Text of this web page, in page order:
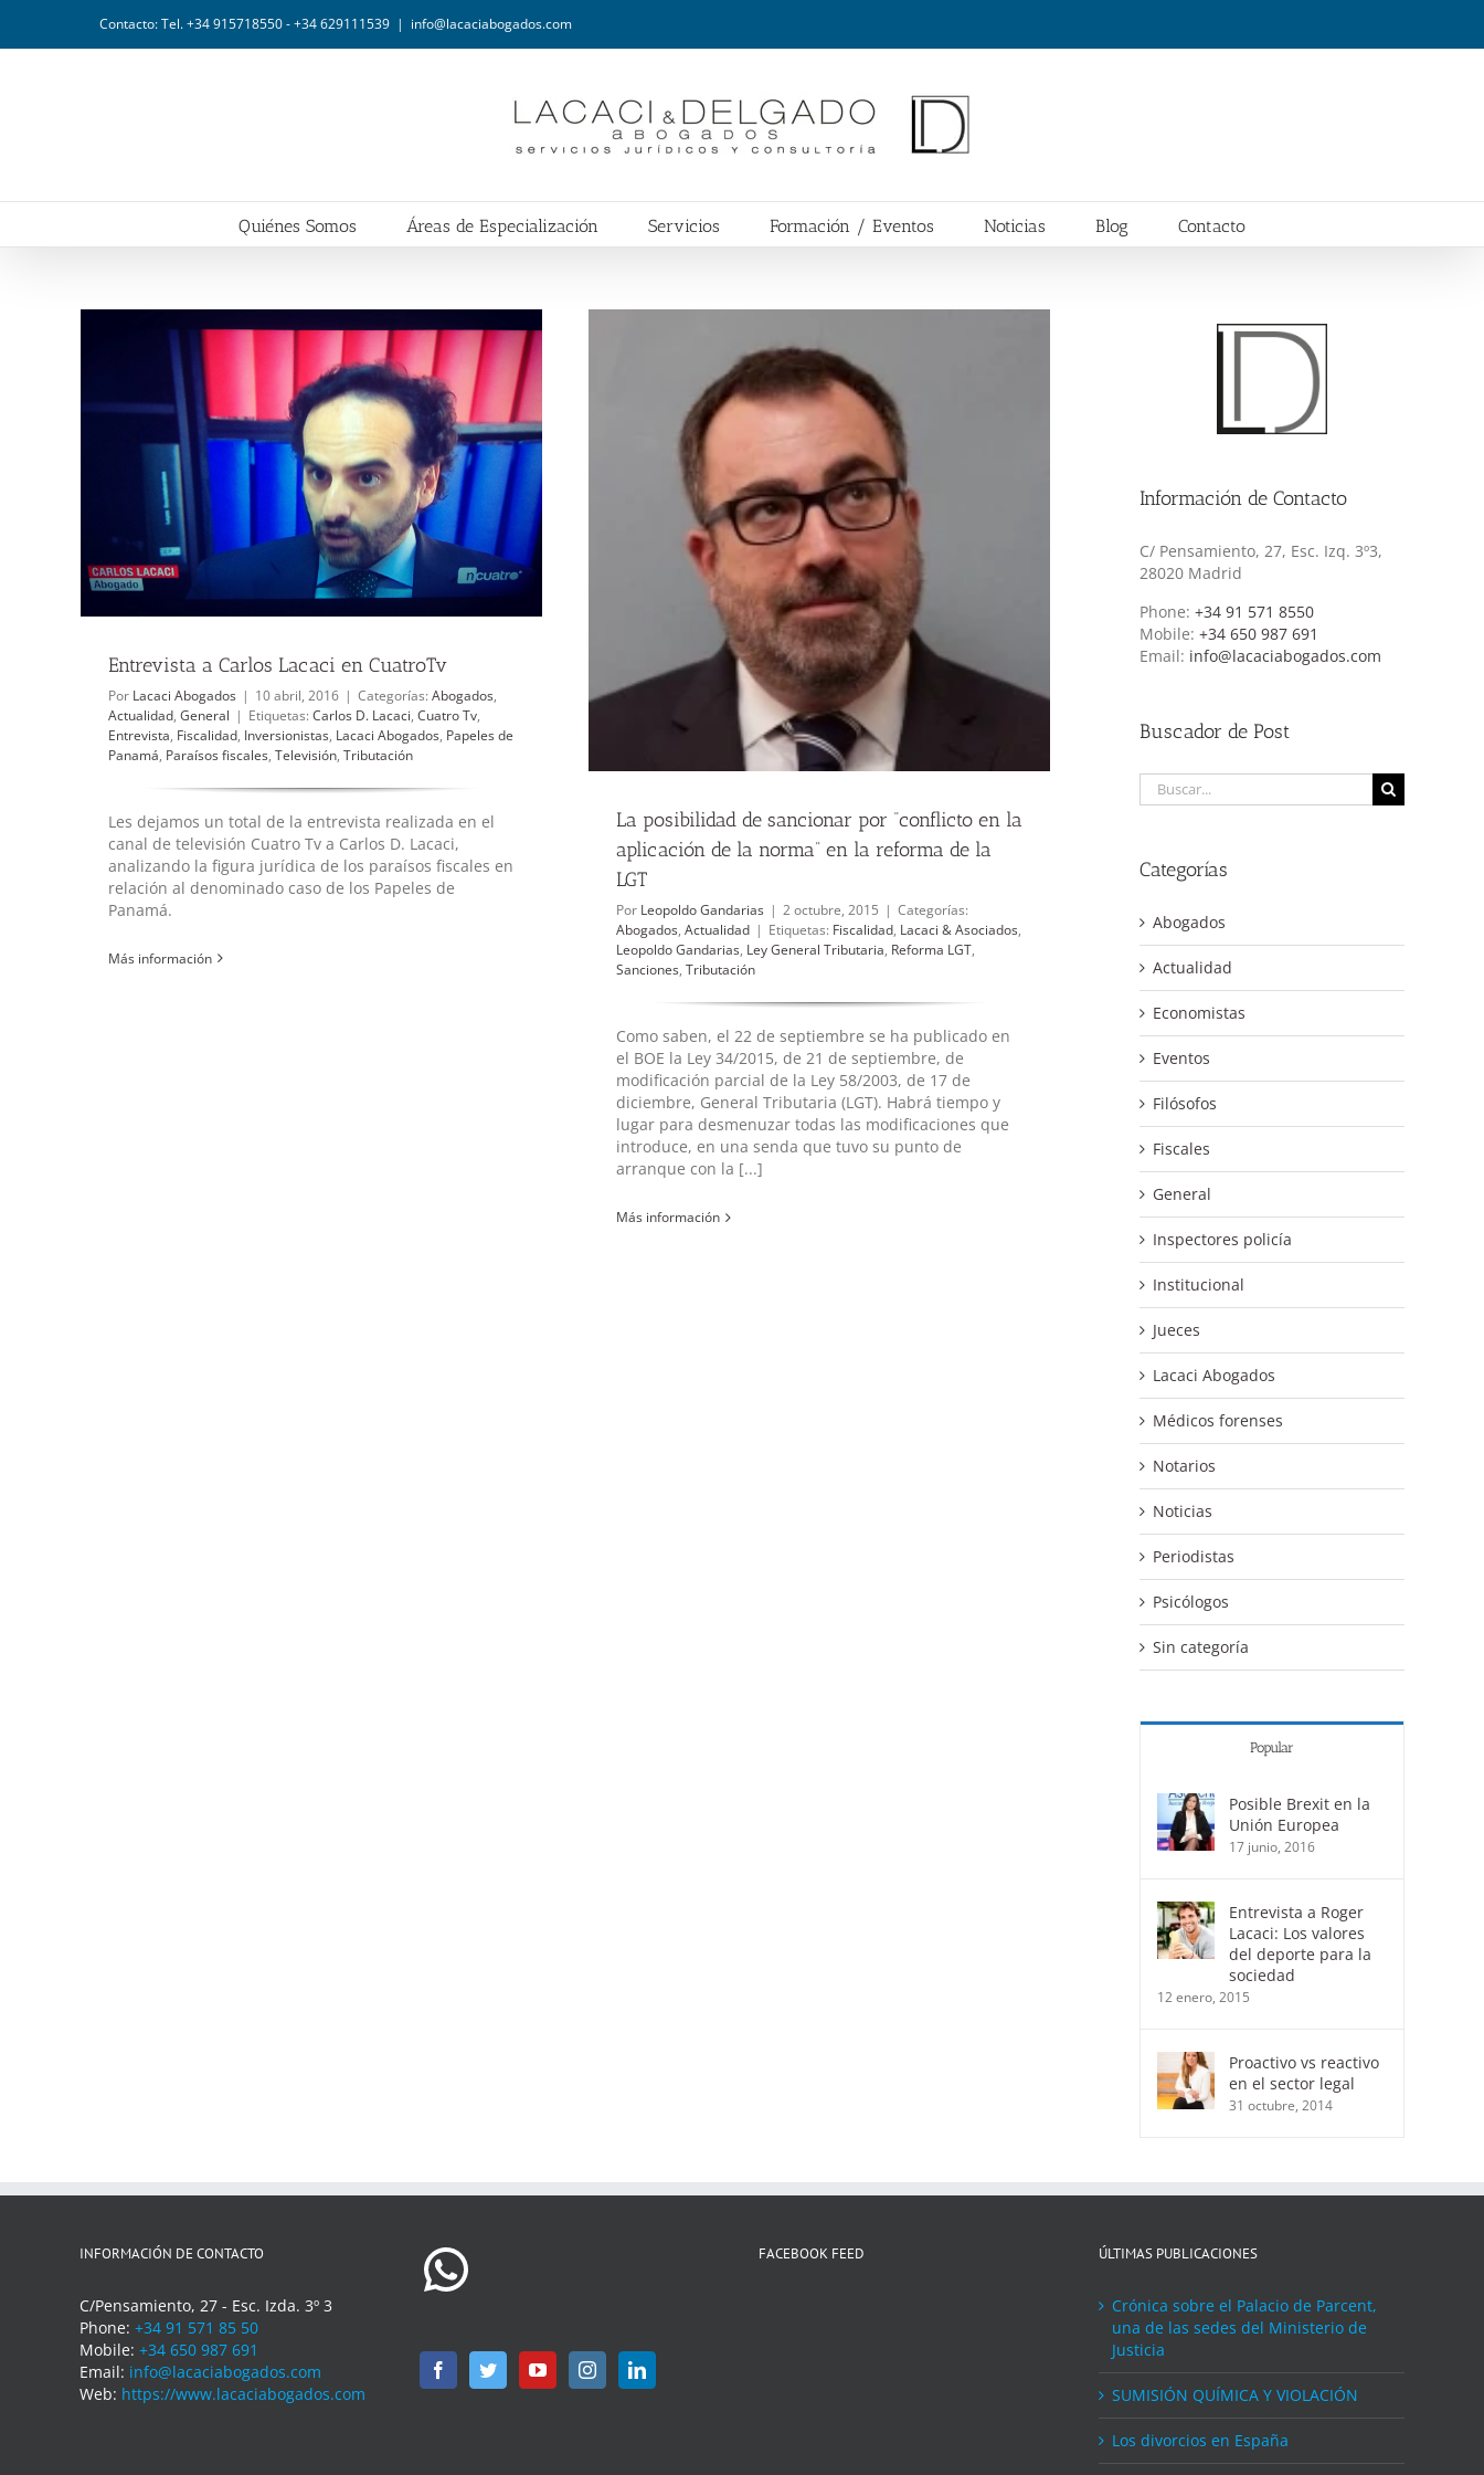
contenido
Contacto: Tel. +34 915718550 - +34 629111539 | info@lacaciabogados.com
Quiénes Somos Áreas de Especialización Servicios Formación / Eventos Noticias Blog Contacto
Entrevista a Carlos Lacaci en CuatroTv
Por Lacaci Abogados | 10 abril, 2016 | Categorías: Abogados,
Actualidad, General | Etiquetas: Carlos D. Lacaci, Cuatro Tv,
Entrevista, Fiscalidad, Inversionistas, Lacaci Abogados, Papeles de
Panamá, Paraísos fiscales, Televisión, Tributación
Les dejamos un total de la entrevista realizada en el
canal de televisión Cuatro Tv a Carlos D. Lacaci,
analizando la figura jurídica de los paraísos fiscales en
relación al denominado caso de los Papeles de
Panamá.
Más información
La posibilidad de ​sancionar​ por “conflicto en la aplicación de la
norma” en la reforma de la LGT
Abogados Actualidad
La posibilidad de ​sancionar​ por “conflicto en la
aplicación de la norma” en la reforma de la
LGT
Por Leopoldo Gandarias | 2 octubre, 2015 | Categorías:
Abogados, Actualidad | Etiquetas: Fiscalidad, Lacaci & Asociados,
Leopoldo Gandarias, Ley General Tributaria, Reforma LGT,
Sanciones, Tributación
Como saben, el 22 de septiembre se ha publicado en
el BOE la Ley 34/2015, de 21 de septiembre, de
modificación parcial de la Ley 58/2003, de 17 de
diciembre, General Tributaria (LGT). Habrá tiempo y
lugar para desmenuzar todas las modificaciones que
introduce, en una senda que tuvo su punto de
arranque con la [...]
Más información
Información de Contacto
C/ Pensamiento, 27, Esc. Izq. 3º3,
28020 Madrid
Phone: +34 91 571 8550
Mobile: +34 650 987 691
Email: info@lacaciabogados.com
Buscador de Post
Buscar:
Categorías
Abogados
Actualidad
Economistas
Eventos
Filósofos
Fiscales
General
Inspectores policía
Institucional
Jueces
Lacaci Abogados
Médicos forenses
Notarios
Noticias
Periodistas
Psicólogos
Sin categoría
Popular
Posible Brexit en la
Unión Europea
17 junio, 2016
Entrevista a Roger
Lacaci: Los valores
del deporte para la
sociedad
12 enero, 2015
Proactivo vs reactivo
en el sector legal
31 octubre, 2014
INFORMACIÓN DE CONTACTO
C/Pensamiento, 27 - Esc. Izda. 3º 3
Phone: +34 91 571 85 50
Mobile: +34 650 987 691
Email: info@lacaciabogados.com
Web: https://www.lacaciabogados.com
FACEBOOK FEED ÚLTIMAS PUBLICACIONES
Crónica sobre el Palacio de Parcent,
una de las sedes del Ministerio de
Justicia
SUMISIÓN QUÍMICA Y VIOLACIÓN
Los divorcios en España